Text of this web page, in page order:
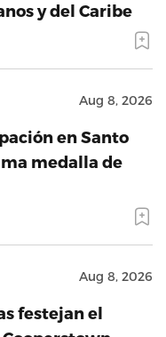
y del Caribe
Aug 8, 2026
en Santo
medalla de
Aug 8, 2026
festejan el